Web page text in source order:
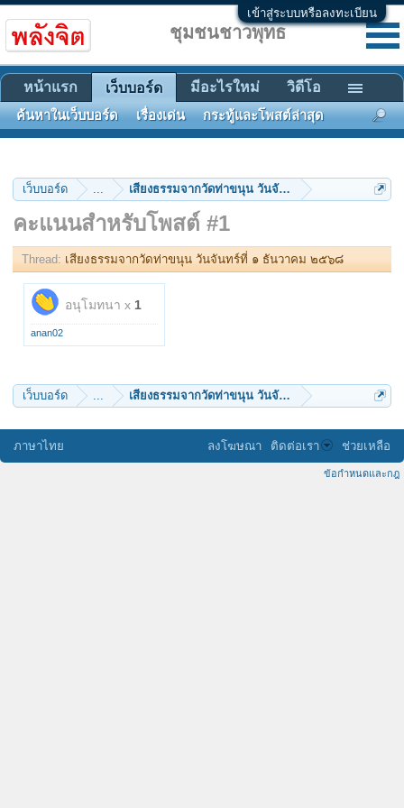
เข้าสู่ระบบหรือลงทะเบียน
เว็บบอร์ด ... เสียงธรรมจากวัดท่าขนุน วันจันทร์ที่ ๑ ธันวาคม ๒๕๖๘
คะแนนสำหรับโพสต์ #1
Thread: เสียงธรรมจากวัดท่าขนุน วันจันทร์ที่ ๑ ธันวาคม ๒๕๖๘
อนุโมทนา x 1
anan02
เว็บบอร์ด ... เสียงธรรมจากวัดท่าขนุน วันจันทร์ที่ ๑ ธันวาคม ๒๕๖๘
ชุมชนชาวพุทธ
หน้าแรก เว็บบอร์ด
ค้นหาในเว็บบอร์ด เรื่องเด่น กระทู้และโพสต์ล่าสุด
มีอะไรใหม่ วิดีโอ
ภาษาไทย ลงโฆษณา ติดต่อเรา ช่วยเหลือ
ข้อกำหนดและกฎ